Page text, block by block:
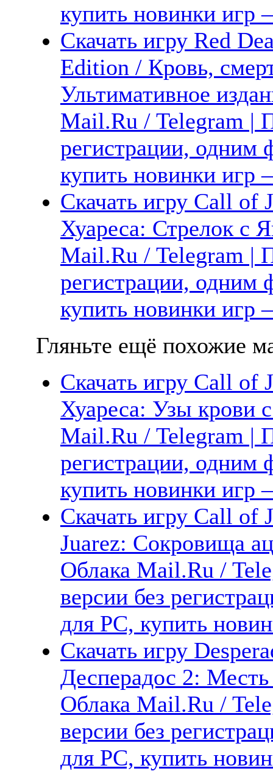
купить новинки
Скачать игру Red
Edition / Кровь,
Ультимативное
Mail.Ru / Telegram |
регистрации, одним
купить новинки игр
Скачать игру Call of
Хуареса: Стрелок с
Mail.Ru / Telegram |
регистрации, одним
купить новинки
Гляньте ещё похожие
Скачать игру Call of
Хуареса: Узы крови
Mail.Ru / Telegram |
регистрации, одним
купить новинки
Скачать игру Call of
Juarez: Сокровища
Облака Mail.Ru /
версии без
для PC, купить
Скачать игру
Десперадос 2:
Облака Mail.Ru /
версии без
для PC, купить